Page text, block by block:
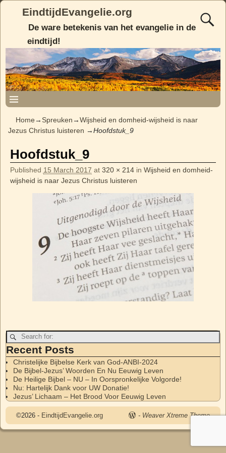
EindtijdEvangelie.org
De ware betekenis van het evangelie in de
eindtijd!
Home→ Spreuken→Wijsheid en domheid-wijsheid is naar
Jezus Christus luisteren →Hoofdstuk_9
Image navigation
Hoofdstuk_9
Published 15 March 2017 at 320 × 214in Wijsheid en domheid-
wijsheid is naar Jezus Christus luisteren
Image navigation
Recent Posts
Christelijke Bijbelse Kerk van God-ANBI-2024
De Bijbel-Jezus’ Woorden En Nu Eeuwig Leven
De Heilige Bijbel – NU – In Oorspronkelijke Volgorde!
Nu: Hartelijk Dank voor UW Donatie!
Jezus’ Lichaam – Het Brood Voor Eeuwig Leven
©2026 - EindtijdEvangelie.org - Weaver Xtreme Theme